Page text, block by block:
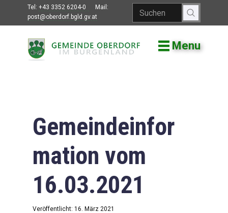
Tel: +43 3352 6204-0
Mail:
post@oberdorf.bgld.gv.at
Menu
Willkommen
Gemeindeamt
Gemeinderat
Bildung
Vereine
Gemeindeinfor
mation vom
16.03.2021
Veröffentlicht: 16. März 2021